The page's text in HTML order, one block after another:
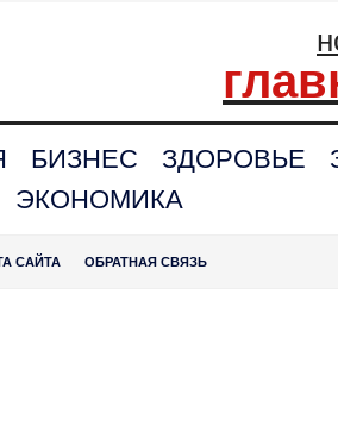
БИЗНЕС ЗДОРОВЬЕ
ЭКОНОМИКА
САЙТА ОБРАТНАЯ СВЯЗЬ